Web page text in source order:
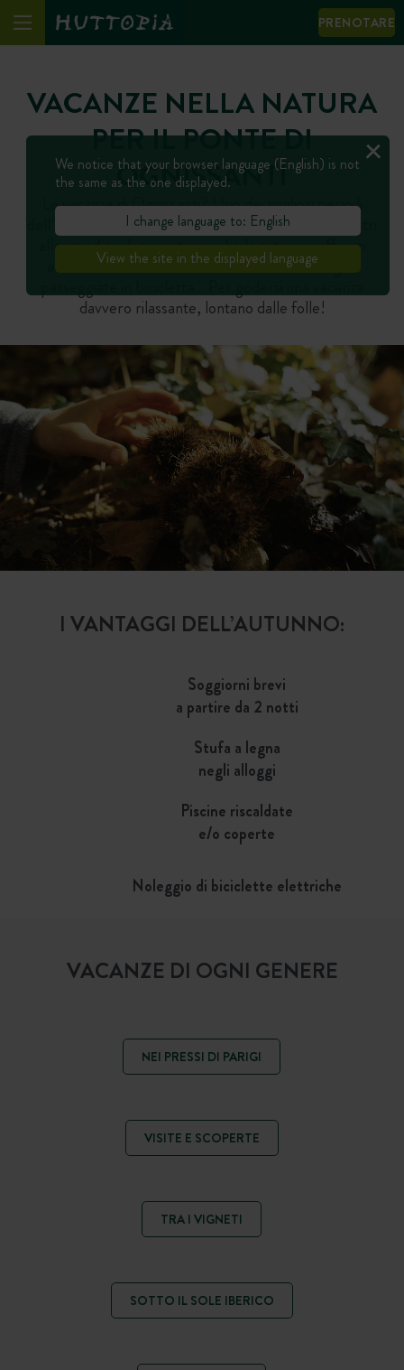
PRENOTARE
VACANZE NELLA NATURA
PER IL PONTE DI
OGNISSANTI
Le vacanze di Ognissanti? Uno dei migliori periodi
dell’anno per approfittare di tutto il comfort dei nostri
alloggi ed esplorare i tesori che la natura ci offre in
autunno: foreste dai mille colori, raccolta funghi,
davvero rilassante, lontano dalle folle!
I VANTAGGI DELL’AUTUNNO:
Soggiorni brevi
a partire da 2 notti
Stufa a legna
negli alloggi
Piscine riscaldate
e/o coperte
Noleggio di biciclette elettriche
VACANZE DI OGNI GENERE
NEI PRESSI DI PARIGI
VISITE E SCOPERTE
TRA I VIGNETI
SOTTO IL SOLE IBERICO
We notice that your browser language (English) is not
the same as the one displayed.
I change language to: English
View the site in the displayed language